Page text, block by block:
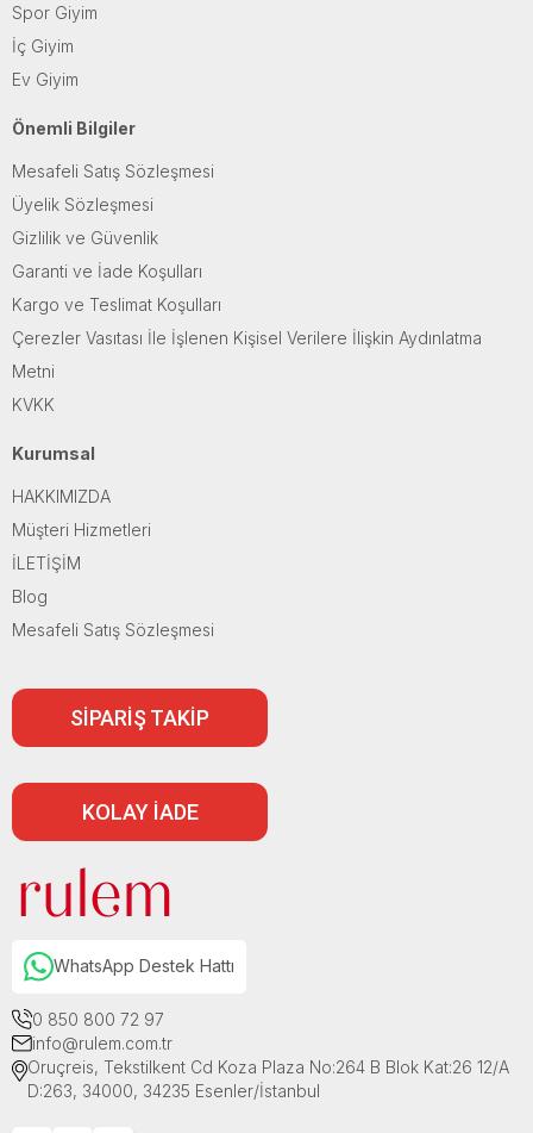
Spor Giyim
İç Giyim
Ev Giyim
Önemli Bilgiler
Mesafeli Satış Sözleşmesi
Üyelik Sözleşmesi
Gizlilik ve Güvenlik
Garanti ve İade Koşulları
Kargo ve Teslimat Koşulları
Çerezler Vasıtası İle İşlenen Kişisel Verilere İlişkin Aydınlatma
Metni
KVKK
Kurumsal
HAKKIMIZDA
Müşteri Hizmetleri
İLETİŞİM
Blog
Mesafeli Satış Sözleşmesi
SİPARİŞ TAKİP
KOLAY İADE
WhatsApp Destek Hattı
0 850 800 72 97
info@rulem.com.tr
Oruçreis, Tekstilkent Cd Koza Plaza No:264 B Blok Kat:26 12/A
D:263, 34000, 34235 Esenler/İstanbul